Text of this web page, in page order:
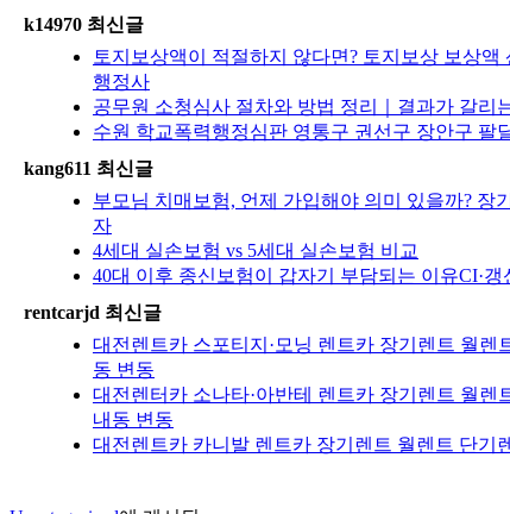
k14970 최신글
토지보상액이 적절하지 않다면? 토지보상 보상
행정사
공무원 소청심사 절차와 방법 정리｜결과가 갈리
수원 학교폭력행정심판 영통구 권선구 장안구 팔
kang611 최신글
부모님 치매보험, 언제 가입해야 의미 있을까?
자
4세대 실손보험 vs 5세대 실손보험 비교
40대 이후 종신보험이 갑자기 부담되는 이유CI·
rentcarjd 최신글
대전렌트카 스포티지·모닝 렌트카 장기렌트 월
동 변동
대전렌터카 소나타·아반테 렌트카 장기렌트 월
내동 변동
대전렌트카 카니발 렌트카 장기렌트 월렌트 단기